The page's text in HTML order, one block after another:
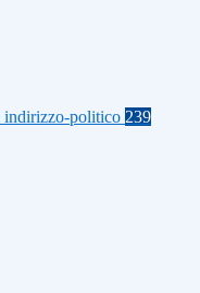
indirizzo-politico 239